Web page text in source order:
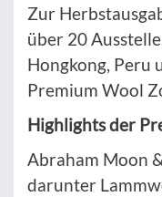
Zur
über 20
Hongkong, Peru
Premium Wool
Highlights der
Abraham Moon
darunter